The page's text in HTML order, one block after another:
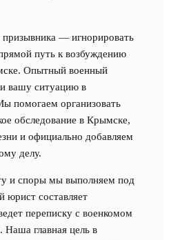
— игнорировать
путь к возбуждению
Опытный военный
вашу ситуацию в
помогаем организовать
обследование в Крымске,
и официально добавляем
делу.
и споры мы выполняем под
составляет
переписку с военкомом
Наша главная цель в